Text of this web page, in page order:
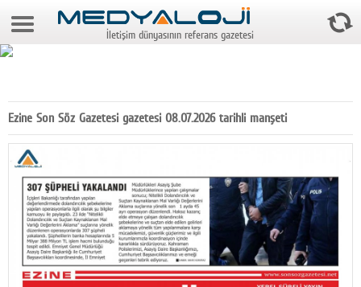
9 Ağustos 2026 7:35:11
Gazeteler
Medya
Reyting-tiraj
Teknoloji
Televizyon
İletişim dünyasının referans gazetesi
Ezine Son Söz Gazetesi gazetesi 08.07.2026 tarihli manşeti